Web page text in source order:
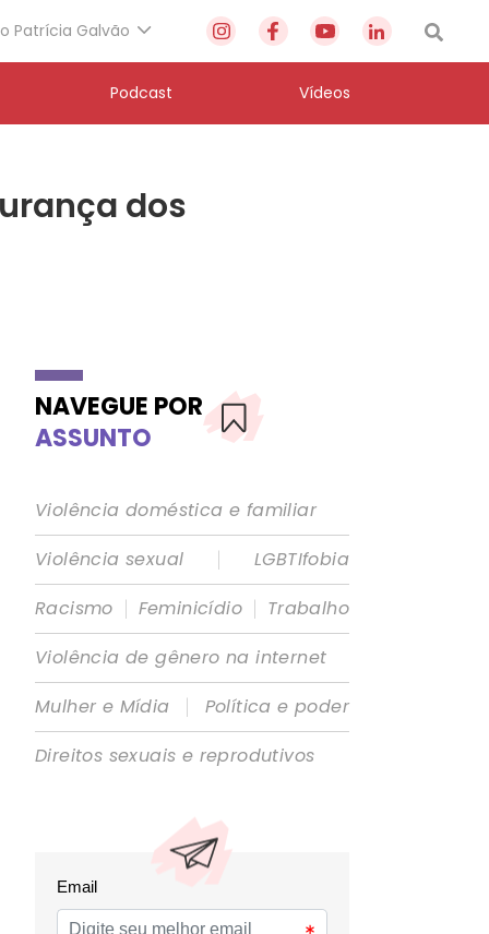
Patrícia Galvão
Podcast Vídeos
dos
NAVEGUE POR
ASSUNTO
Violência doméstica e familiar
Violência sexual
|
LGBTIfobia
Racismo | Feminicídio | Trabalho
Violência de gênero na internet
Mulher e Mídia
|
Política e poder
Direitos sexuais e reprodutivos